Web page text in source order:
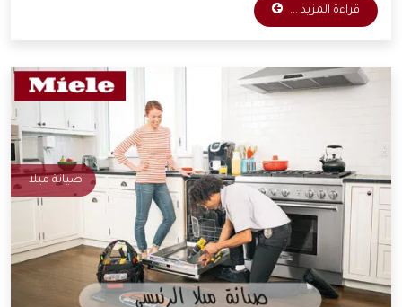
على آراء الكثير من العملاء فهي الأفضل دائمًا في عمليات
قراءة المزيد ...
صيانة ميلا